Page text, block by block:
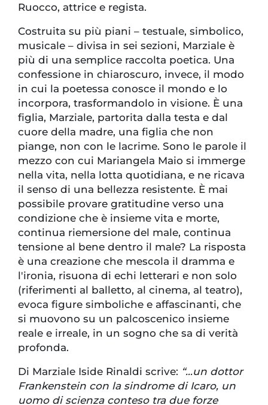
Ruocco, attrice e regista.
Costruita su più piani – testuale, simbolico,
musicale – divisa in sei sezioni, Marziale è
più di una semplice raccolta poetica. Una
confessione in chiaroscuro, invece, il modo
in cui la poetessa conosce il mondo e lo
incorpora, trasformandolo in visione. È una
figlia, Marziale, partorita dalla testa e dal
cuore della madre, una figlia che non
piange, non con le lacrime. Sono le parole il
mezzo con cui Mariangela Maio si immerge
nella vita, nella lotta quotidiana, e ne ricava
il senso di una bellezza resistente. È mai
possibile provare gratitudine verso una
condizione che è insieme vita e morte,
continua riemersione del male, continua
tensione al bene dentro il male? La risposta
è una creazione che mescola il dramma e
l'ironia, risuona di echi letterari e non solo
(riferimenti al balletto, al cinema, al teatro),
evoca figure simboliche e affascinanti, che
si muovono su un palcoscenico insieme
reale e irreale, in un sogno che sa di verità
profonda.
Di Marziale Iside Rinaldi scrive: “…un dottor
Frankenstein con la sindrome di Icaro, un
uomo di scienza conteso tra due forze